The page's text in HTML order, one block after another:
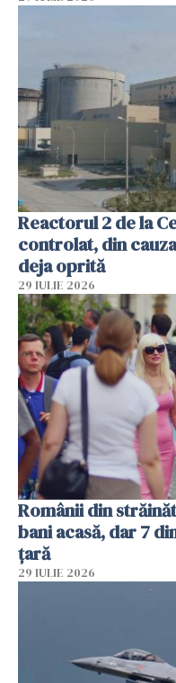
Reactorul 2 de la
controlat, din
deja oprită
29 IULIE 2026
Românii din
bani acasă, dar 7
țară
29 IULIE 2026